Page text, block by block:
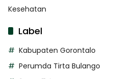
Kesehatan
Label
Kabupaten Gorontalo
Perumda Tirta Bulango